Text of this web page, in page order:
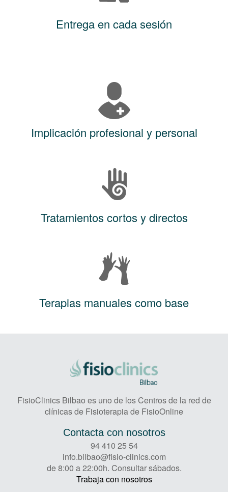
Entrega en cada sesión
Implicación profesional y personal
Tratamientos cortos y directos
Terapias manuales como base
FisioClinics Bilbao es uno de los Centros de la red de
clínicas de Fisioterapia de FisioOnline
Contacta con nosotros
94 410 25 54
info.bilbao@fisio-clinics.com
de 8:00 a 22:00h. Consultar sábados.
Trabaja con nosotros